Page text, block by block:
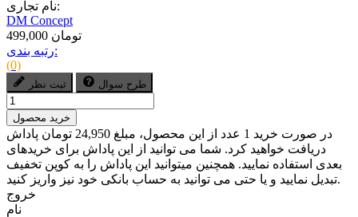
نام تجاری:
DM Concept
499,000 تومان
رتبه بندی:
(0)
ثبت نظر طرح سوال
خرید محصول
در صورت خرید 1 عدد از این محصول، مبلغ 24,950 تومان پاداش
دریافت خواهید کرد. شما می توانید از این پاداش برای خریدهای
بعدی استفاده نمایید. همچنین میتوانید این پاداش را به کوپن تخفیف
تبدیل نمایید و یا حتی می توانید به حساب بانکی خود نیز واریز کنید.
خروج
نام